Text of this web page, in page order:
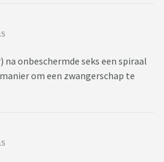
na onbeschermde seks een spiraal
om een zwangerschap te